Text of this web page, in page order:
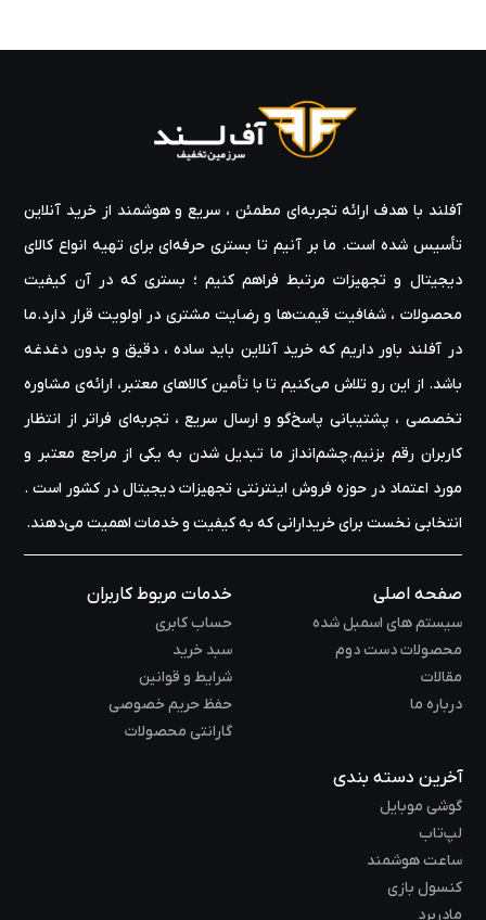
آفلند با هدف ارائه‌ تجربه‌ای مطمئن ، سریع و هوشمند از خرید آنلاین
تأسیس شده است. ما بر آنیم تا بستری حرفه‌ای برای تهیه‌ انواع کالای
دیجیتال و تجهیزات مرتبط فراهم کنیم ؛ بستری که در آن کیفیت
محصولات ، شفافیت قیمت‌ها و رضایت مشتری در اولویت قرار دارد.ما
در آفلند باور داریم که خرید آنلاین باید ساده ، دقیق و بدون دغدغه
باشد. از این رو تلاش می‌کنیم تا با تأمین کالاهای معتبر، ارائه‌ی مشاوره‌
تخصصی ، پشتیبانی پاسخ‌گو و ارسال سریع ، تجربه‌ای فراتر از انتظار
کاربران رقم بزنیم.چشم‌انداز ما تبدیل شدن به یکی از مراجع معتبر و
مورد اعتماد در حوزه‌ فروش اینترنتی تجهیزات دیجیتال در کشور است .
انتخابی نخست برای خریدارانی که به کیفیت و خدمات اهمیت می‌دهند.
صفحه اصلی
سیستم های اسمبل شده
محصولات دست دوم
مقالات
درباره ما
خدمات مربوط کاربران
حساب کابری
سبد خرید
شرایط و قوانین
حفظ حریم خصوصی
گارانتی محصولات
آخرین دسته بندی
گوشی موبایل
لپ‌تاب
ساعت هوشمند
کنسول بازی
مادربرد